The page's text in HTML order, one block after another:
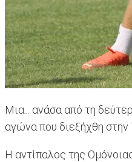
Μια... ανάσα από τη
αγώνα που διεξήχθη στην
Η αντίπαλος της